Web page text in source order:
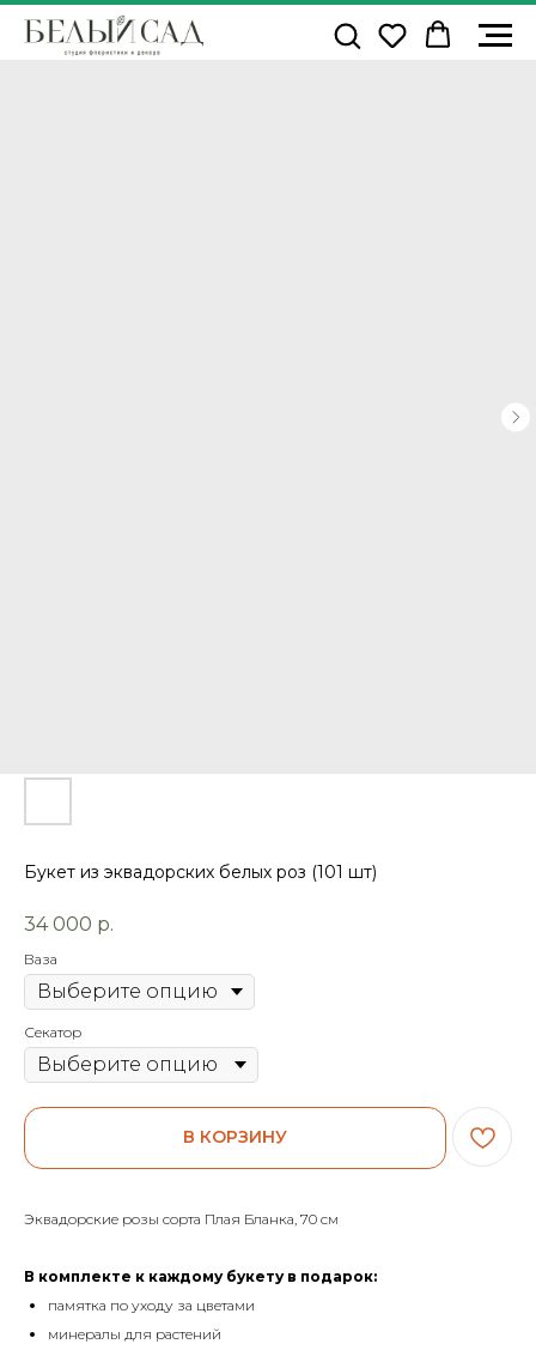
Букет из эквадорских белых роз (101 шт)
34 000 р.
Ваза
Секатор
В КОРЗИНУ
Эквадорские розы сорта Плая Бланка, 70 см
В комплекте к каждому букету в подарок:
памятка по уходу за цветами
минералы для растений